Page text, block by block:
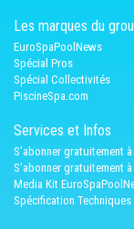
Les marques du
EuroSpaPoolNews
Spécial Pros
Spécial Collectivités
PiscineSpa.com
Services et Infos
S'abonner gratuitement
S'abonner gratuitement
Media Kit
Spécification